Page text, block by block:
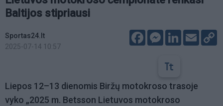
Baltijos stipriausi
Sportas24.lt
2025-07-14 10:57
FacebookMessenger
LinkedIn
Email
Liepos 12–13 dienomis Biržų motokroso trasoje
vyko „2025 m. Betsson Lietuvos motokroso